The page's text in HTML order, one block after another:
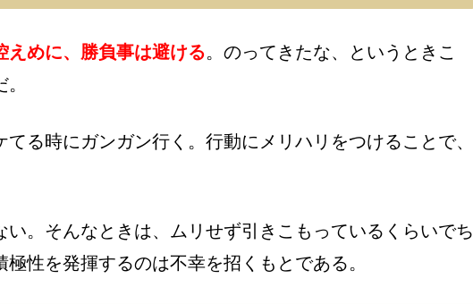
えめに、勝負事は避ける。のってきたな、というときこ
る時にガンガン行く。行動にメリハリをつけることで、
。そんなときは、ムリせず引きこもっているくらいでち
性を発揮するのは不幸を招くもとである。